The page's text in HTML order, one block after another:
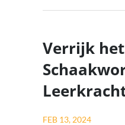
Verrijk
Posted
FEB 13, 2024